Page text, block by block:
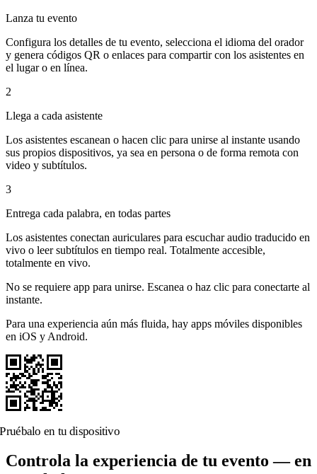
Lanza tu evento
Configura los detalles de tu evento, selecciona el idioma del orador
y genera códigos QR o enlaces para compartir con los asistentes en
el lugar o en línea.
2
Llega a cada asistente
Los asistentes escanean o hacen clic para unirse al instante usando
sus propios dispositivos, ya sea en persona o de forma remota con
video y subtítulos.
3
Entrega cada palabra, en todas partes
Los asistentes conectan auriculares para escuchar audio traducido en
vivo o leer subtítulos en tiempo real. Totalmente accesible,
totalmente en vivo.
No se requiere app para unirse. Escanea o haz clic para conectarte al
instante.
Para una experiencia aún más fluida, hay apps móviles disponibles
en iOS y Android.
Pruébalo en tu dispositivo
Controla la experiencia de tu evento — en